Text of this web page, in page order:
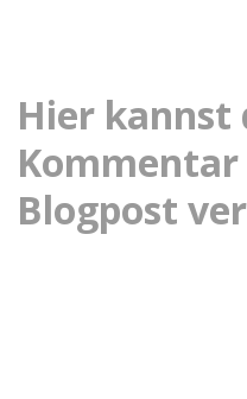
Hier kannst
Kommentar
Blogpost